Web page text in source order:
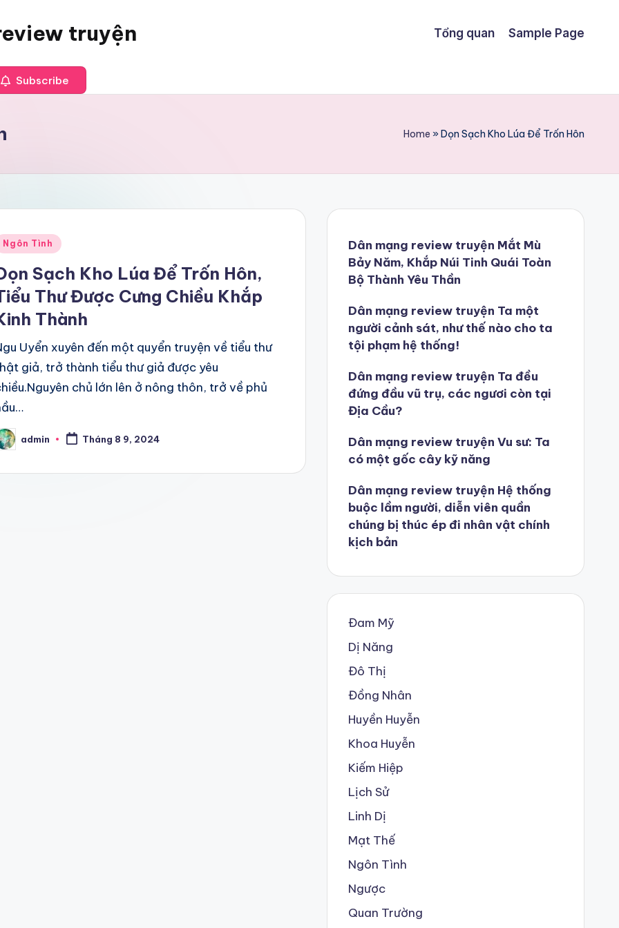
truyện Tổng quan Sample Page
Subscribe
Home »Dọn Sạch Kho Lúa Để Trốn Hôn
Ngôn Tình
Sạch Kho Lúa Để Trốn Hôn,
Thư Được Cưng Chiều Khắp
Thành
Uyển xuyên đến một quyển truyện về tiểu thư
giả, trở thành tiểu thư giả được yêu
chủ lớn lên ở nông thôn, trở về phủ
admin Tháng 8 9, 2024
Dân mạng review truyện Mắt Mù
Bảy Năm, Khắp Núi Tinh Quái Toàn
Bộ Thành Yêu Thần
Dân mạng review truyện Ta một
người cảnh sát, như thế nào cho ta
tội phạm hệ thống!
Dân mạng review truyện Ta đều
đứng đầu vũ trụ, các ngươi còn tại
Địa Cầu?
Dân mạng review truyện Vu sư: Ta
có một gốc cây kỹ năng
Dân mạng review truyện Hệ thống
buộc lầm người, diễn viên quần
chúng bị thúc ép đi nhân vật chính
kịch bản
Đam Mỹ
Dị Năng
Đô Thị
Đồng Nhân
Huyền Huyễn
Khoa Huyễn
Kiếm Hiệp
Lịch Sử
Linh Dị
Mạt Thế
Ngôn Tình
Ngược
Quan Trường